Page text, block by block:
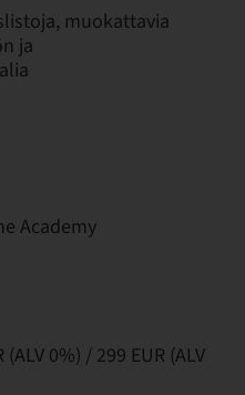
muokattavia
ja
Academy
0%) / 299 EUR (ALV